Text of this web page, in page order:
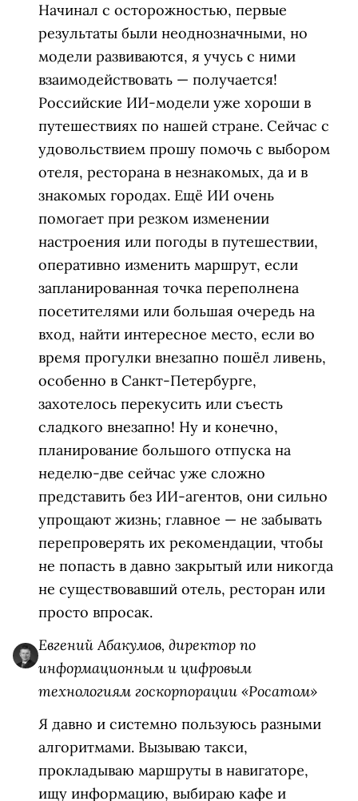
Начинал с осторожностью, первые
результаты были неоднозначными, но
модели развиваются, я учусь с ними
взаимодействовать — получается!
Российские ИИ-модели уже хороши в
путешествиях по нашей стране. Сейчас с
удовольствием прошу помочь с выбором
отеля, ресторана в незнакомых, да и в
знакомых городах. Ещё ИИ очень
помогает при резком изменении
настроения или погоды в путешествии,
оперативно изменить маршрут, если
запланированная точка переполнена
посетителями или большая очередь на
вход, найти интересное место, если во
время прогулки внезапно пошёл ливень,
особенно в Санкт-Петербурге,
захотелось перекусить или съесть
сладкого внезапно! Ну и конечно,
планирование большого отпуска на
неделю-две сейчас уже сложно
представить без ИИ-агентов, они сильно
упрощают жизнь; главное — не забывать
перепроверять их рекомендации, чтобы
не попасть в давно закрытый или никогда
не существовавший отель, ресторан или
просто впросак.
Евгений Абакумов, директор по
информационным и цифровым
технологиям госкорпорации «Росатом»
Я давно и системно пользуюсь разными
алгоритмами. Вызываю такси,
прокладываю маршруты в навигаторе,
ищу информацию, выбираю кафе и